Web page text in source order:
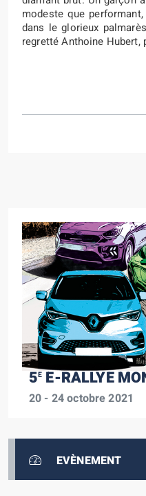
5EE-RALLYE
20 - 24 octobre 2021
EVÈNEMENT
modeste que
dans le glorieux
regretté Anthoine